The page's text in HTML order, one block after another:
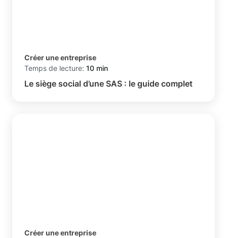
Créer une entreprise
Temps de lecture: 10 min
Le siège social d’une SAS : le guide complet
Créer une entreprise